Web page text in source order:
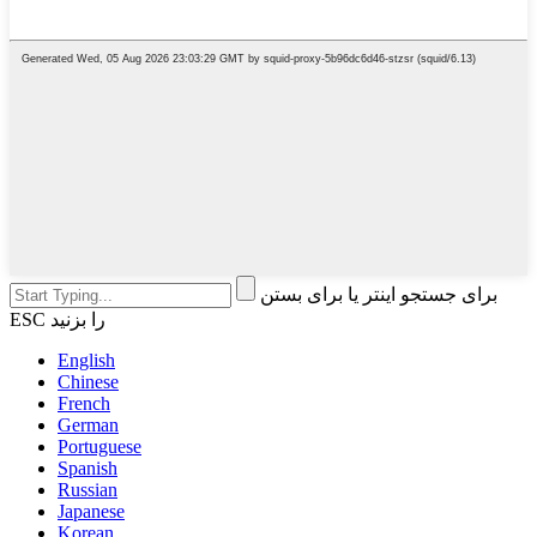
برای جستجو اینتر یا برای بستن
ESC را بزنید
English
Chinese
French
German
Portuguese
Spanish
Russian
Japanese
Korean